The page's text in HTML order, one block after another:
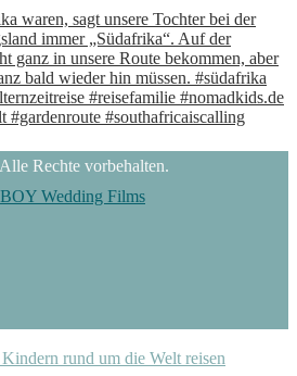
Rechte vorbehalten.
BOY Wedding Films